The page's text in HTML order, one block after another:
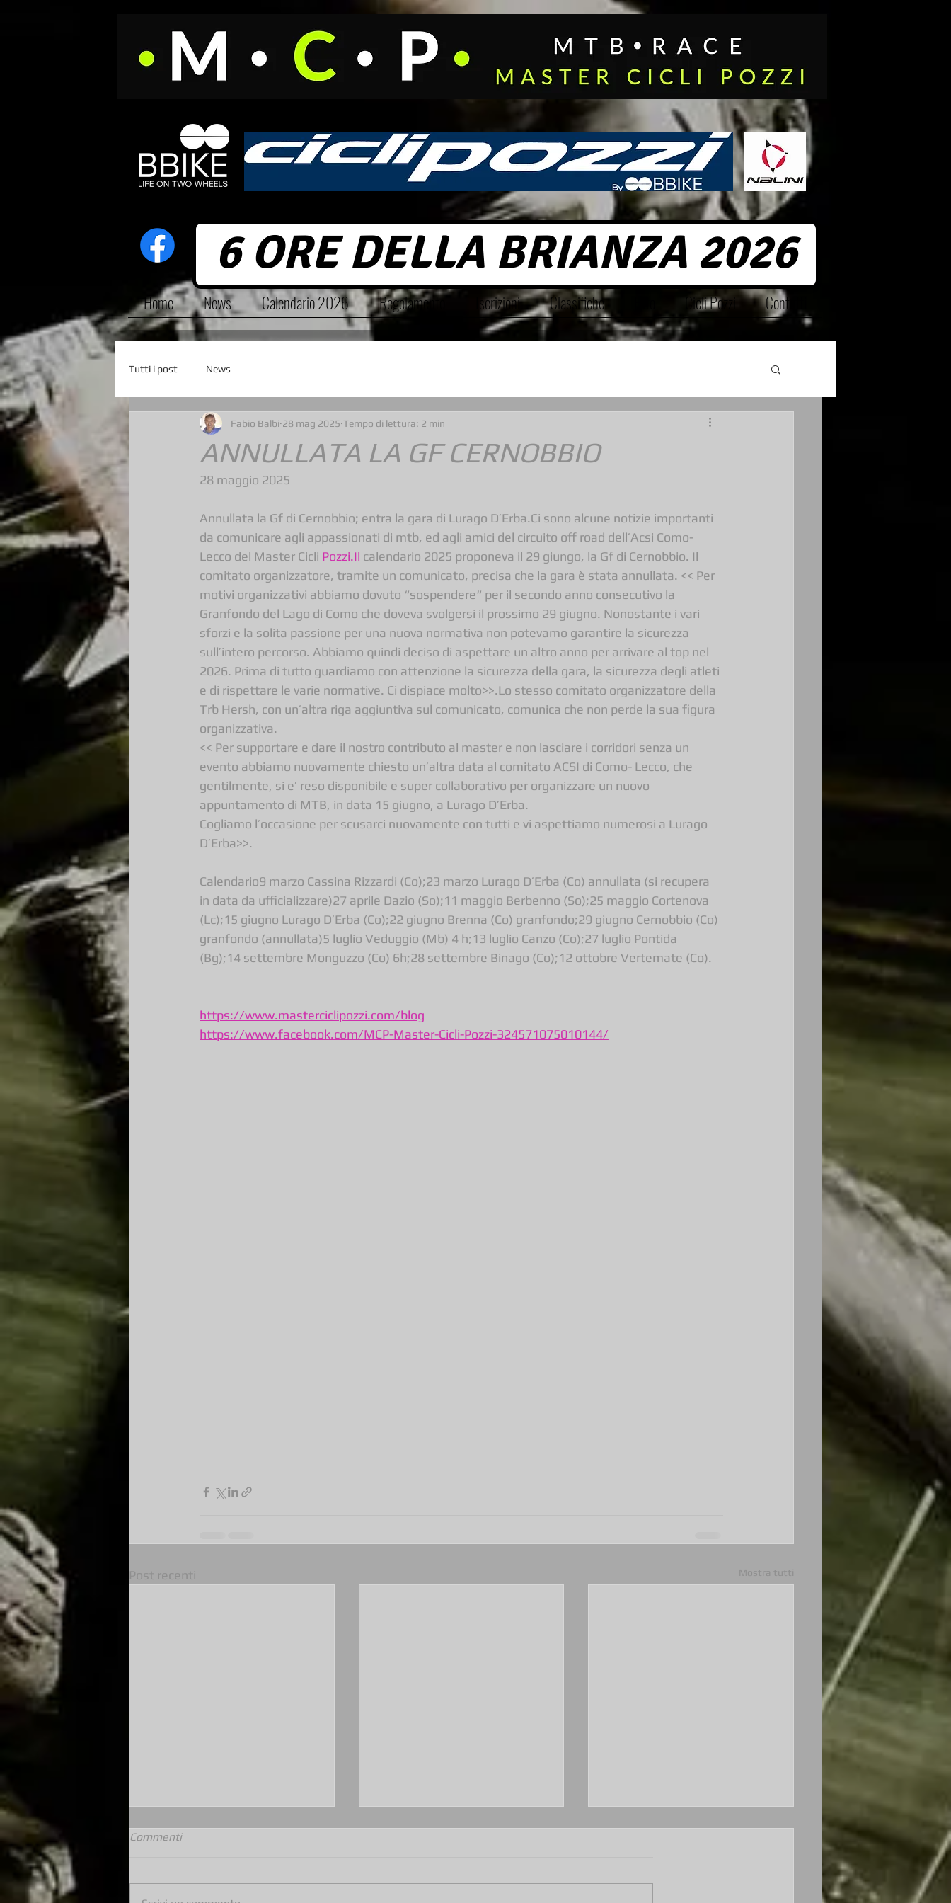
6 ORE DELLA BRIANZA 2026
Home News Calendario 2026 Regolamento Iscrizioni Classifiche Cicli Pozzi Contatti
Tutti i post News
ANNULLATA LA GF CERNOBBIO
Fabio Balbi 28 mag 2025 Tempo di lettura: 2 min
28 maggio 2025
Annullata la Gf di Cernobbio; entra la gara di Lurago D’Erba.Ci sono alcune notizie importanti
da comunicare agli appassionati di mtb, ed agli amici del circuito off road dell’Acsi Como-
Lecco del Master Cicli Pozzi.Il calendario 2025 proponeva il 29 giungo, la Gf di Cernobbio. Il
comitato organizzatore, tramite un comunicato, precisa che la gara è stata annullata. << Per
motivi organizzativi abbiamo dovuto “sospendere“ per il secondo anno consecutivo la
Granfondo del Lago di Como che doveva svolgersi il prossimo 29 giugno. Nonostante i vari
sforzi e la solita passione per una nuova normativa non potevamo garantire la sicurezza
sull’intero percorso. Abbiamo quindi deciso di aspettare un altro anno per arrivare al top nel
2026. Prima di tutto guardiamo con attenzione la sicurezza della gara, la sicurezza degli atleti
e di rispettare le varie normative. Ci dispiace molto>>.Lo stesso comitato organizzatore della
Trb Hersh, con un’altra riga aggiuntiva sul comunicato, comunica che non perde la sua figura
organizzativa.
<< Per supportare e dare il nostro contributo al master e non lasciare i corridori senza un
evento abbiamo nuovamente chiesto un’altra data al comitato ACSI di Como- Lecco, che
gentilmente, si e’ reso disponibile e super collaborativo per organizzare un nuovo
appuntamento di MTB, in data 15 giugno, a Lurago D’Erba.
Cogliamo l’occasione per scusarci nuovamente con tutti e vi aspettiamo numerosi a Lurago
D’Erba>>.
Calendario9 marzo Cassina Rizzardi (Co);23 marzo Lurago D’Erba (Co) annullata (si recupera
in data da ufficializzare)27 aprile Dazio (So);11 maggio Berbenno (So);25 maggio Cortenova
(Lc);15 giugno Lurago D’Erba (Co);22 giugno Brenna (Co) granfondo;29 giugno Cernobbio (Co)
granfondo (annullata)5 luglio Veduggio (Mb) 4 h;13 luglio Canzo (Co);27 luglio Pontida
(Bg);14 settembre Monguzzo (Co) 6h;28 settembre Binago (Co);12 ottobre Vertemate (Co).
https://www.masterciclipozzi.com/blog
https://www.facebook.com/MCP-Master-Cicli-Pozzi-324571075010144/
Post recenti Mostra tutti
Commenti